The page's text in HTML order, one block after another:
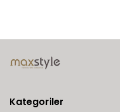
Kategoriler